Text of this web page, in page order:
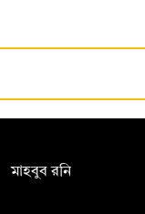
মাহবুব রনি